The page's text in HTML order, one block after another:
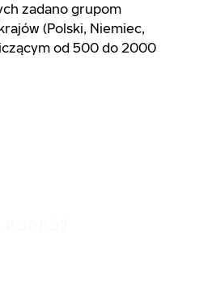
zadano grupom
(Polski, Niemiec,
od 500 do 2000